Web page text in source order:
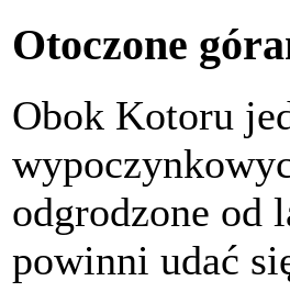
Otoczone
Obok Kotoru
odgrodzone od
powinni udać